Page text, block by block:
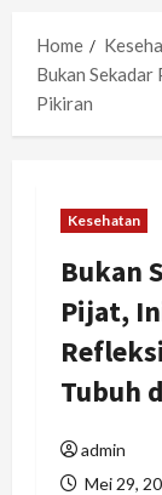
Home
Bukan
Pikiran
Kesehatan
Bukan
Pijat,
Tubuh
admin
Mei 29,